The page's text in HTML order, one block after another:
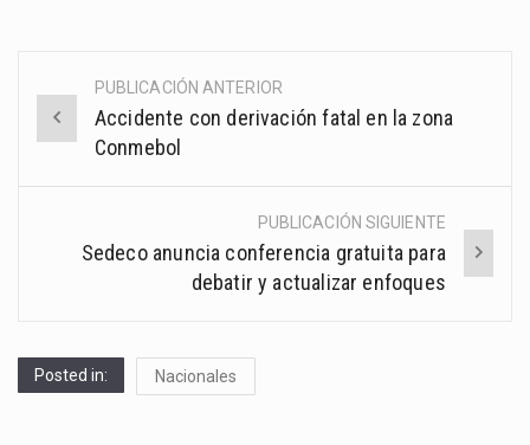
Post
navigation
PUBLICACIÓN ANTERIOR
Accidente con derivación fatal en la zona
Conmebol
PUBLICACIÓN SIGUIENTE
Sedeco anuncia conferencia gratuita para
debatir y actualizar enfoques
Posted in: Nacionales